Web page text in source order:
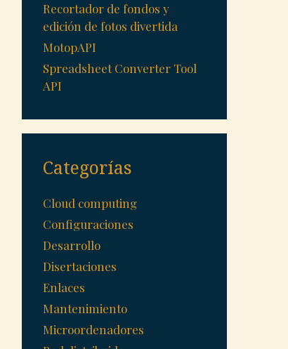
Recortador de fondos y
edición de fotos divertida
MotopAPI
Spreadsheet Converter Tool
API
Categorías
Cloud computing
Configuraciones
Desarrollo
Disertaciones
Enlaces
Mantenimiento
Microordenadores